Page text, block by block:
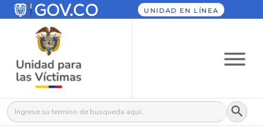
UNIDAD EN LÍNEA
Buscar: Botón